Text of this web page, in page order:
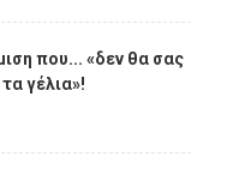
που... «δεν θα σας
γέλια»!